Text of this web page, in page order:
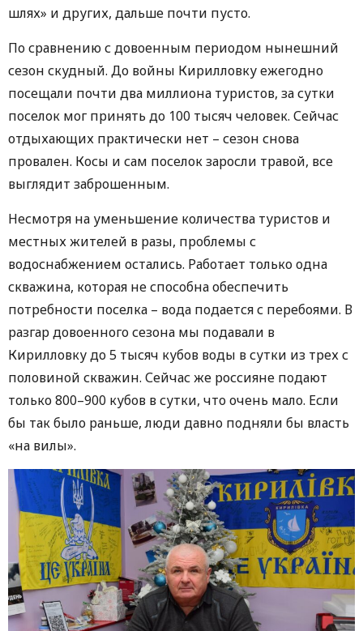
шлях» и других, дальше почти пусто.
По сравнению с довоенным периодом нынешний
сезон скудный. До войны Кирилловку ежегодно
посещали почти два миллиона туристов, за сутки
поселок мог принять до 100 тысяч человек. Сейчас
отдыхающих практически нет – сезон снова
провален. Косы и сам поселок заросли травой, все
выглядит заброшенным.
Несмотря на уменьшение количества туристов и
местных жителей в разы, проблемы с
водоснабжением остались. Работает только одна
скважина, которая не способна обеспечить
потребности поселка – вода подается с перебоями. В
разгар довоенного сезона мы подавали в
Кирилловку до 5 тысяч кубов воды в сутки из трех с
половиной скважин. Сейчас же россияне подают
только 800–900 кубов в сутки, что очень мало. Если
бы так было раньше, люди давно подняли бы власть
«на вилы».